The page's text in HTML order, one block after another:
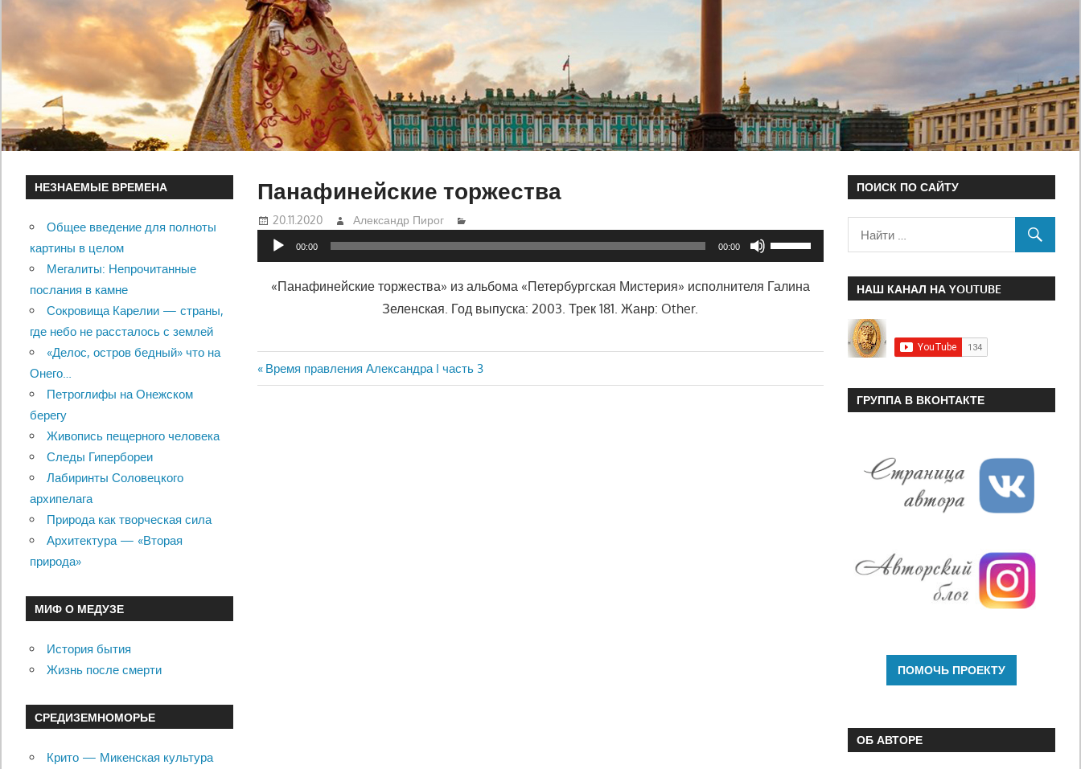
Панафинейские торжества
20.11.2020 Александр Пирог
Аудиоплеер
00:00 00:00
Используйте
клавиши
вверх/
увеличить
«Панафинейские торжества» из альбома «Петербургская Мистерия» исполнителя Галина
Зеленская. Год выпуска: 2003. Трек 181. Жанр: Other.
Навигация
Previous
Post:
Время правления Александра I часть 3
НЕЗНАЕМЫЕ ВРЕМЕНА
Общее введение для полноты
картины в целом
Мегалиты: Непрочитанные
послания в камне
Сокровища Карелии — страны,
где небо не рассталось с землей
«Делос, остров бедный» что на
Онего…
Петроглифы на Онежском
берегу
Живопись пещерного человека
Следы Гипербореи
Лабиринты Соловецкого
архипелага
Природа как творческая сила
Архитектура — «Вторая
природа»
МИФ О МЕДУЗЕ
История бытия
Жизнь после смерти
СРЕДИЗЕМНОМОРЬЕ
Крито — Микенская культура
ПОИСК ПО САЙТУ
НАШ КАНАЛ НА YOUTUBE
ГРУППА В ВКОНТАКТЕ
ОБ АВТОРЕ